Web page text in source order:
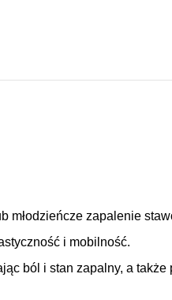
młodzieńcze zapalenie
i mobilność.
ból i stan zapalny, a